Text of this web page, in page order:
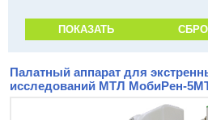
Палатный аппарат для
исследований МТЛ МобиРен-